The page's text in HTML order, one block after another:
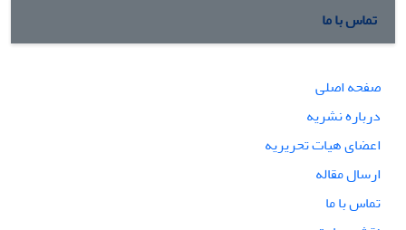
تماس با ما
صفحه اصلی
درباره نشریه
اعضای هیات تحریریه
ارسال مقاله
تماس با ما